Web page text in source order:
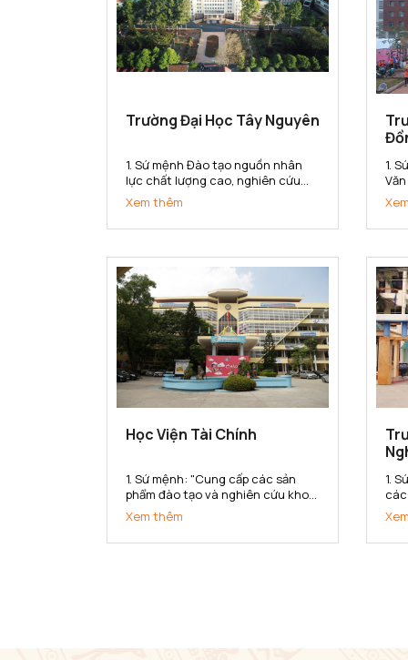
Trường Đại Học Tây Nguyên
1. Sứ mệnh Đào tạo nguồn nhân
lực chất lượng cao, nghiên cứu
khoa học và chuyển giao công
nghệ phục vụ cho sự nghiệp phát
triển kinh tế - xã hội. Bảo tồn và
dân tộc. 2. Tầm nhìn Đến năm...
Xem thêm
1.
tạo
cơ
Học Viện Tài Chính
1. Sứ mệnh: "Cung cấp các sản
phẩm đào tạo và nghiên cứu khoa
học tài chính - kế toán chất lượng
cao cho xã hội" 2. Tầm nhìn: Đến
năm 2020 đạt chuẩn chất lượng
Xem thêm
1.